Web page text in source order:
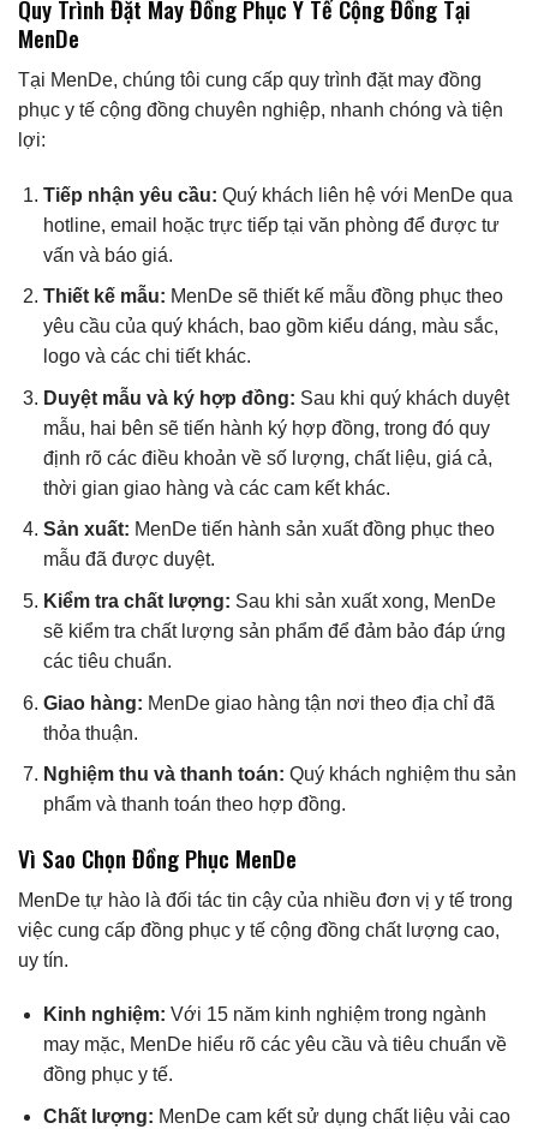
Quy Trình Đặt May Đồng Phục Y Tế Cộng Đồng Tại
MenDe
Tại MenDe, chúng tôi cung cấp quy trình đặt may đồng
phục y tế cộng đồng chuyên nghiệp, nhanh chóng và tiện
lợi:
Tiếp nhận yêu cầu: Quý khách liên hệ với MenDe qua
hotline, email hoặc trực tiếp tại văn phòng để được tư
vấn và báo giá.
Thiết kế mẫu: MenDe sẽ thiết kế mẫu đồng phục theo
yêu cầu của quý khách, bao gồm kiểu dáng, màu sắc,
logo và các chi tiết khác.
Duyệt mẫu và ký hợp đồng: Sau khi quý khách duyệt
mẫu, hai bên sẽ tiến hành ký hợp đồng, trong đó quy
định rõ các điều khoản về số lượng, chất liệu, giá cả,
thời gian giao hàng và các cam kết khác.
Sản xuất: MenDe tiến hành sản xuất đồng phục theo
mẫu đã được duyệt.
Kiểm tra chất lượng: Sau khi sản xuất xong, MenDe
sẽ kiểm tra chất lượng sản phẩm để đảm bảo đáp ứng
các tiêu chuẩn.
Giao hàng: MenDe giao hàng tận nơi theo địa chỉ đã
thỏa thuận.
Nghiệm thu và thanh toán: Quý khách nghiệm thu sản
phẩm và thanh toán theo hợp đồng.
Vì Sao Chọn Đồng Phục MenDe
MenDe tự hào là đối tác tin cậy của nhiều đơn vị y tế trong
việc cung cấp đồng phục y tế cộng đồng chất lượng cao,
uy tín.
Kinh nghiệm: Với 15 năm kinh nghiệm trong ngành
may mặc, MenDe hiểu rõ các yêu cầu và tiêu chuẩn về
đồng phục y tế.
Chất lượng: MenDe cam kết sử dụng chất liệu vải cao